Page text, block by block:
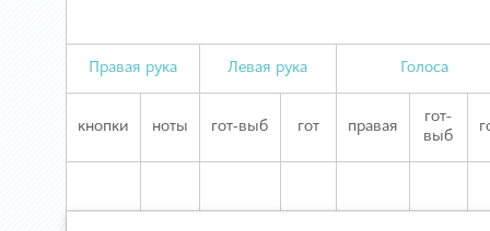
Правая рука Левая рука Голоса
кнопки ноты гот-выб гот правая
гот-
выб